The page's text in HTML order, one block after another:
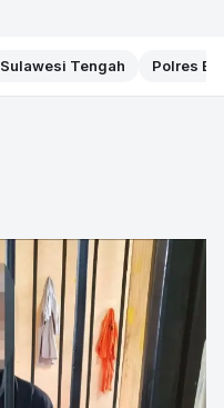
Sulawesi Tengah Polres